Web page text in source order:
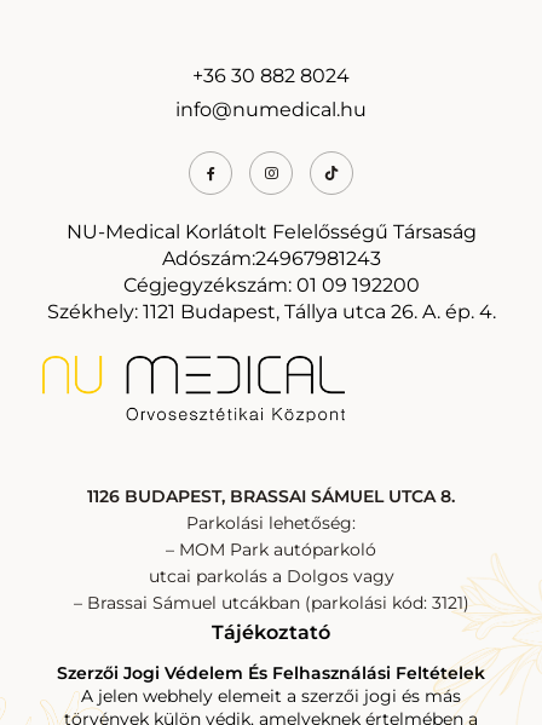
1126 BUDAPEST, BRASSAI SÁMUEL UTCA 8.
Parkolási lehetőség:
– MOM Park autóparkoló
utcai parkolás a Dolgos vagy
– Brassai Sámuel utcákban (parkolási kód: 3121)
+36 30 882 8024
info@numedical.hu
NU-Medical Korlátolt Felelősségű Társaság
Adószám:24967981243
Cégjegyzékszám: 01 09 192200
Székhely: 1121 Budapest, Tállya utca 26. A. ép. 4.
Tájékoztató
Szerzői Jogi Védelem És Felhasználási Feltételek
A jelen webhely elemeit a szerzői jogi és más
törvények külön védik, amelyeknek értelmében a